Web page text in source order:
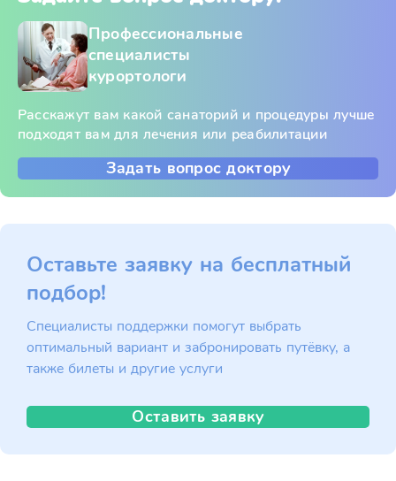
Профессиональные
специалисты
курортологи
Расскажут вам какой санаторий и процедуры лучше
подходят вам для лечения или реабилитации
Задать вопрос доктору
Оставьте заявку на бесплатный
подбор!
Специалисты поддержки помогут выбрать
оптимальный вариант и забронировать путёвку, а
также билеты и другие услуги
Оставить заявку